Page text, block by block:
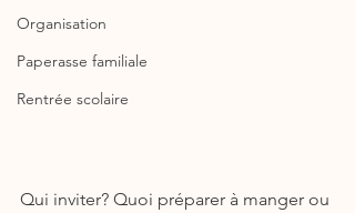
Organisation
Paperasse familiale
Rentrée scolaire
Qui inviter? Quoi préparer à manger ou